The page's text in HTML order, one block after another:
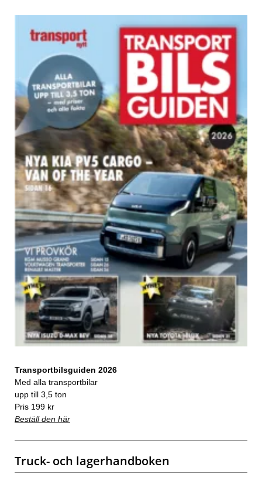
Transportbilsguiden 2026
Med alla transportbilar
upp till 3,5 ton
Pris 199 kr
Beställ den här
Truck- och lagerhandboken